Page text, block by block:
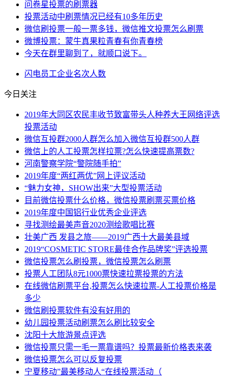
问卷星投票的刷票器
投票活动中刷票情况已经有10多年历史
微信刷投票一般一票多钱，微信推文投票怎么刷票
微博投票：蒙牛真果粒青春有你青春榜
今天在群里聊到了，就顺口说下。
闪电员工企业名次人数
今日关注
2019年大同区农民丰收节致富带头人种养大王网络评选
投票活动
微信互投群2000人群怎么加入微信互投群500人群
微信上的人工投票怎样拉票?怎么快速提高票数?
河南警察学院“警院随手拍”
2019年度“两红两优”网上评议活动
“魅力女神，SHOW出来”大型投票活动
目前微信投票什么价格，微信投票刷票买票价格
2019年度中国铝行业优秀企业评选
寻找测绘最美声音2020测绘歌唱比赛
壮美广西 发县之旅——2019广西十大最美县域
2019“COSMETIC STORE最佳合作品牌奖”评选投票
微信投票怎么刷投票，微信投票怎么刷票
投票人工团队8元1000票快速拉票投票的方法
在线微信刷票平台,投票怎么快速拉票-人工投票价格是
多少
微信刷投票软件有没有好用的
幼儿园投票活动刷票怎么刷比较安全
沈阳十大旅游景点评选
微信投票只需一毛一票靠谱吗？投票最新价格表来袭
微信投票怎么可以反复投票
宁夏移动”最美移动人“在线投票活动（